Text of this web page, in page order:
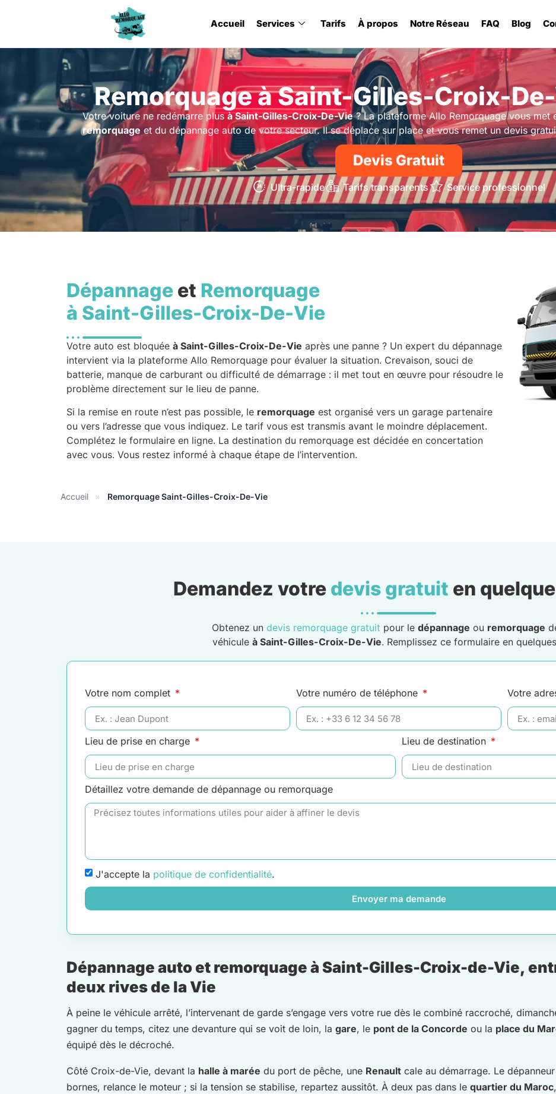
Accueil Services Tarifs À propos Notre Réseau FAQ Blog
Remorquage à Saint-Gilles-Croix-
Votre voiture ne redémarre plusà Saint-Gilles-Croix-De-Vie? La plateforme Allo Remorquage vous met
remorquageet du dépannage auto de votre secteur. Il se déplace sur place et vous remet un devis
Devis Gratuit
Ultra-rapide Tarifs transparents Service professionnel
Dépannage et Remorquage
à Saint-Gilles-Croix-De-Vie
Votre auto est bloquée à Saint-Gilles-Croix-De-Vie après une panne ? Un expert du dépannage
intervient via la plateforme Allo Remorquage pour évaluer la situation. Crevaison, souci de
batterie, manque de carburant ou difficulté de démarrage : il met tout en œuvre pour résoudre le
problème directement sur le lieu de panne.
Si la remise en route n’est pas possible, le remorquage est organisé vers un garage partenaire
ou vers l’adresse que vous indiquez. Le tarif vous est transmis avant le moindre déplacement.
Complétez le formulaire en ligne. La destination du remorquage est décidée en concertation
avec vous. Vous restez informé à chaque étape de l’intervention.
Accueil » Remorquage Saint-Gilles-Croix-De-Vie
Demandez votre devis gratuit en
Obtenez un devis remorquage gratuit pour le dépannage ou remorquage
véhicule à Saint-Gilles-Croix-De-Vie. Remplissez ce formulaire en
Votre nom complet Votre numéro de téléphone Votre
Lieu de prise en charge Lieu de destination
Détaillez votre demande de dépannage ou remorquage
J'accepte la politique de confidentialité.
Envoyer ma demande
Dépannage auto et remorquage à Saint-Gilles-Croix-de-Vie,
deux rives de la Vie
À peine le véhicule arrêté, l’intervenant de garde s’engage vers votre rue dès le combiné raccroché,
gagner du temps, citez une devanture qui se voit de loin, la gare, le pont de la Concorde ou la place du
équipé dès le décroché.
Côté Croix-de-Vie, devant la halle à marée du port de pêche, une Renault cale au démarrage. Le
bornes, relance le moteur ; si la tension se stabilise, repartez aussitôt. À deux pas dans le quartier du Maroc